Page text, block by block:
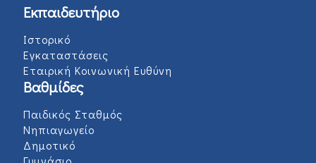
Εκπαιδευτήριο
Ιστορικό
Εγκαταστάσεις
Εταιρική Κοινωνική Ευθύνη
Βαθμίδες
Παιδικός Σταθμός
Νηπιαγωγείο
Δημοτικό